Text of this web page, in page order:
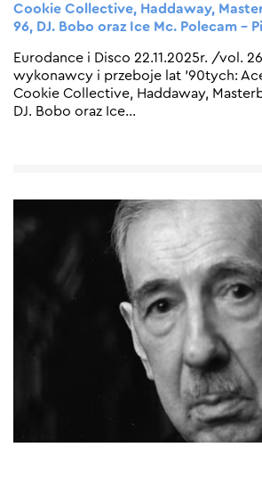
Cookie Collective, Haddaway,
96, DJ. Bobo oraz Ice Mc. Polecam –
Eurodance i Disco 22.11.2025r. /vol.
wykonawcy i przeboje lat ’90tych:
Cookie Collective, Haddaway,
DJ. Bobo oraz Ice…